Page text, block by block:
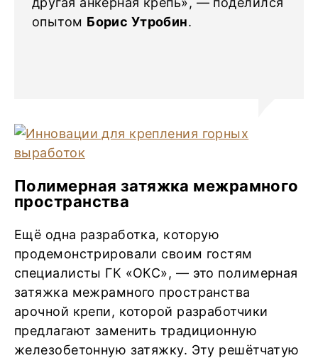
опытом Борис Утробин.
Полимерная затяжка межрамного
пространства
Ещё одна разработка, которую
продемонстрировали своим гостям
специалисты ГК «ОКС», — это полимерная
затяжка межрамного пространства
арочной крепи, которой разработчики
предлагают заменить традиционную
железобетонную затяжку. Эту решётчатую